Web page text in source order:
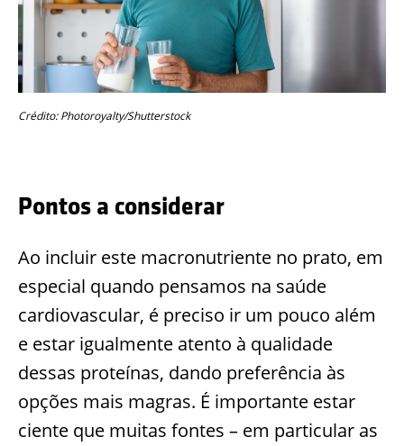
Crédito: Photoroyalty/Shutterstock
Pontos a considerar
Ao incluir este macronutriente no prato, em
especial quando pensamos na saúde
cardiovascular, é preciso ir um pouco além
e estar igualmente atento à qualidade
dessas proteínas, dando preferência às
opções mais magras. É importante estar
ciente que muitas fontes – em particular as